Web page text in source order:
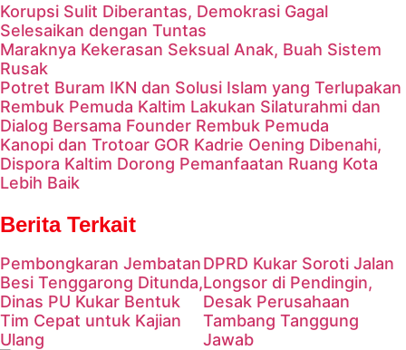
Korupsi Sulit Diberantas, Demokrasi Gagal
Selesaikan dengan Tuntas
Maraknya Kekerasan Seksual Anak, Buah Sistem
Rusak
Potret Buram IKN dan Solusi Islam yang Terlupakan
Rembuk Pemuda Kaltim Lakukan Silaturahmi dan
Dialog Bersama Founder Rembuk Pemuda
Kanopi dan Trotoar GOR Kadrie Oening Dibenahi,
Dispora Kaltim Dorong Pemanfaatan Ruang Kota
Lebih Baik
Berita Terkait
Pembongkaran Jembatan
Besi Tenggarong Ditunda,
Dinas PU Kukar Bentuk
Tim Cepat untuk Kajian
Ulang
DPRD Kukar Soroti Jalan
Longsor di Pendingin,
Desak Perusahaan
Tambang Tanggung
Jawab